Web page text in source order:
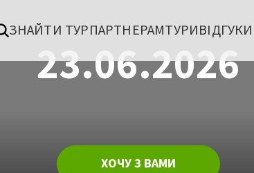
ЗНАЙТИ ТУРПАРТНЕРАМТУРИВІДГУКИ
23.06.2026
ХОЧУ З ВАМИ